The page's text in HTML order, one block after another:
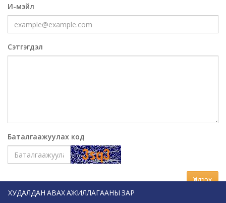
И-мэйл
Сэтгэгдэл
Баталгаажуулах код
Үлдээх
ХУДАЛДАН АВАХ АЖИЛЛАГААНЫ ЗАР